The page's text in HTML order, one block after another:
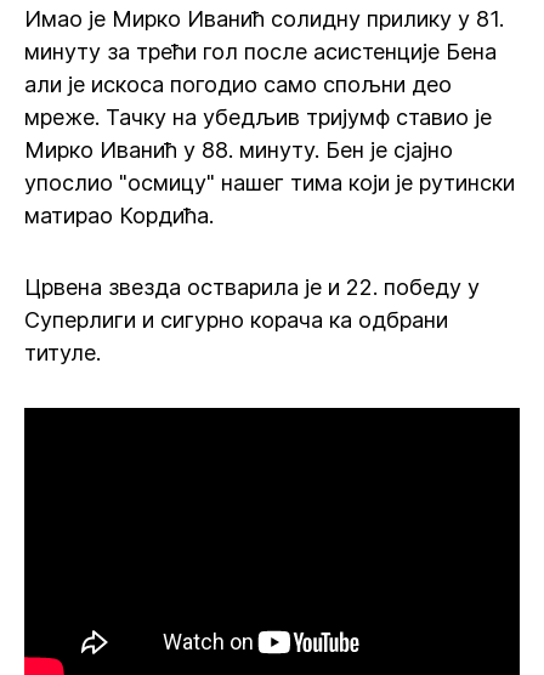
Имао је Мирко Иванић солидну прилику у 81.
минуту за трећи гол после асистенције Бена
али је искоса погодио само спољни део
мреже. Тачку на убедљив тријумф ставио је
Мирко Иванић у 88. минуту. Бен је сјајно
упослио "осмицу" нашег тима који је рутински
матирао Кордића.
Црвена звезда остварила је и 22. победу у
Суперлиги и сигурно корача ка одбрани
титуле.